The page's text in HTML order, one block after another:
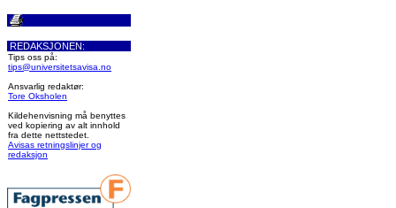
REDAKSJONEN:
Tips oss på:
tips@universitetsavisa.no
Ansvarlig redaktør:
Tore Oksholen
Kildehenvisning må benyttes
ved kopiering av alt innhold
fra dette nettstedet.
Avisas retningslinjer og
redaksjon